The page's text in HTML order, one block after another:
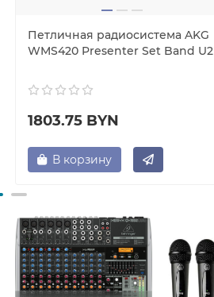
Петличная радиосистема AKG
WMS420 Presenter Set Band U2
1803.75 BYN
В корзину